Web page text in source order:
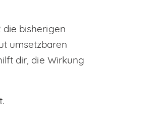
die bisherigen
umsetzbaren
dir, die Wirkung